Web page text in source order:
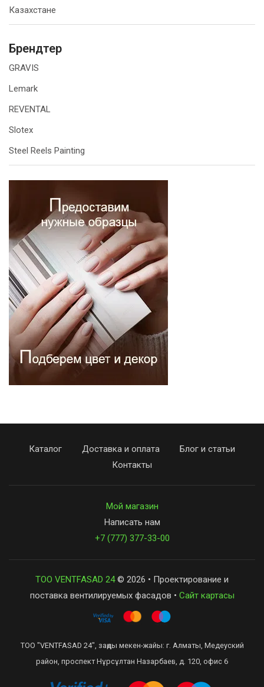
Казахстане
Брендтер
GRAVIS
Lemark
REVENTAL
Slotex
Steel Reels Painting
Каталог Доставка и оплата
Блог и статьи
Контакты
Мой магазин
Написать нам
+7 (777) 377-33-00
ТОО VENTFASAD 24© 2026 • Проектирование и
поставка вентилируемых фасадов • Сайт картасы
ТОО "VENTFASAD 24", заңды мекен-жайы: г. Алматы, Медеуский
район, проспект Нұрсұлтан Назарбаев, д. 120, офис 6